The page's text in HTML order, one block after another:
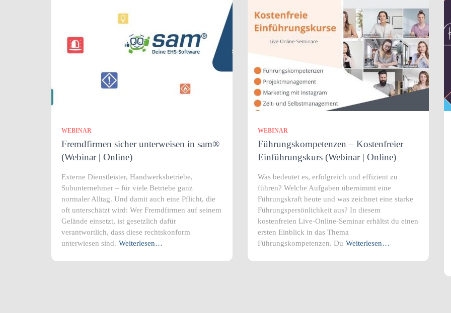
WEBINAR
Fremdfirmen sicher unterweisen in sam®
(Webinar | Online)
Externe Dienstleister, Handwerksbetriebe,
Subunternehmer – für viele Betriebe ganz
normaler Alltag. Und damit auch eine Pflicht, die
oft unterschätzt wird: Wer Fremdfirmen auf seinem
Gelände einsetzt, ist gesetzlich dafür
verantwortlich, dass diese rechtskonform
unterwiesen sind. Weiterlesen…
WEBINAR
Führungskompetenzen – Kostenfreier
Einführungskurs (Webinar | Online)
Was bedeutet es, erfolgreich und effizient zu
führen? Welche Aufgaben übernimmt eine
Führungskraft heute und was zeichnet eine starke
Führungspersönlichkeit aus? In diesem
kostenfreien Live-Online-Seminar erhältst du einen
ersten Einblick in das Thema
Führungskompetenzen. Du Weiterlesen…